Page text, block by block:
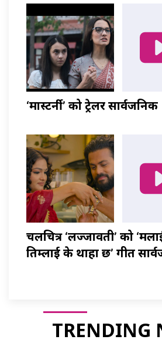
‘मास्टर्नी’ को ट्रेलर सार्वजनिक
चलचित्र ‘लज्जावती’ को
तिम्लाई के थाहा छ’ गीत
TRENDING